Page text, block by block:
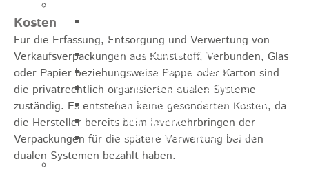
eG
IHK Ostwürttemberg
WiRO Ostwürttemberg
Geoportal Ostwürttemberg
Wirtschaftsclub Ostwürttemberg
Arbeitsagentur
Gewerbe- und Handelsverein
Kosten
Für die Erfassung, Entsorgung und Verwertung von
Verkaufsverpackungen aus Kunststoff, Verbunden, Glas
oder Papier beziehungsweise Pappe oder Karton sind
die privatrechtlich organisierten dualen Systeme
zuständig. Es entstehen keine gesonderten Kosten, da
die Hersteller bereits beim Inverkehrbringen der
Verpackungen für die spätere Verwertung bei den
dualen Systemen bezahlt haben.